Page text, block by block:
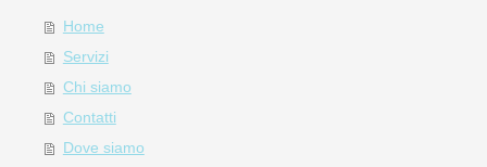
Home
Servizi
Chi siamo
Contatti
Dove siamo